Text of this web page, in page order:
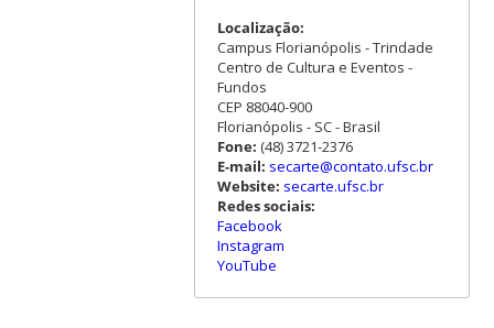
Localização:
Campus Florianópolis - Trindade
Centro de Cultura e Eventos -
Fundos
CEP 88040-900
Florianópolis - SC - Brasil
Fone: (48) 3721-2376
E-mail: secarte@contato.ufsc.br
Website: secarte.ufsc.br
Redes sociais:
Facebook
Instagram
YouTube